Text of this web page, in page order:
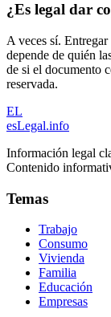
¿Es legal dar
A veces sí.
depende de quién
de si el documento
reservada.
EL
esLegal.info
Información legal
Contenido
Temas
Trabajo
Consumo
Vivienda
Familia
Educación
Empresas